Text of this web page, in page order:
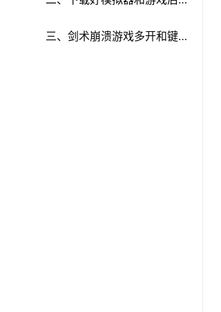
再参考以下步骤进行设置：
三、剑术崩溃游戏多开和键